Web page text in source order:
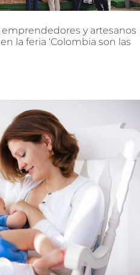
emprendedores y artesanos
en la feria ‘Colombia son las